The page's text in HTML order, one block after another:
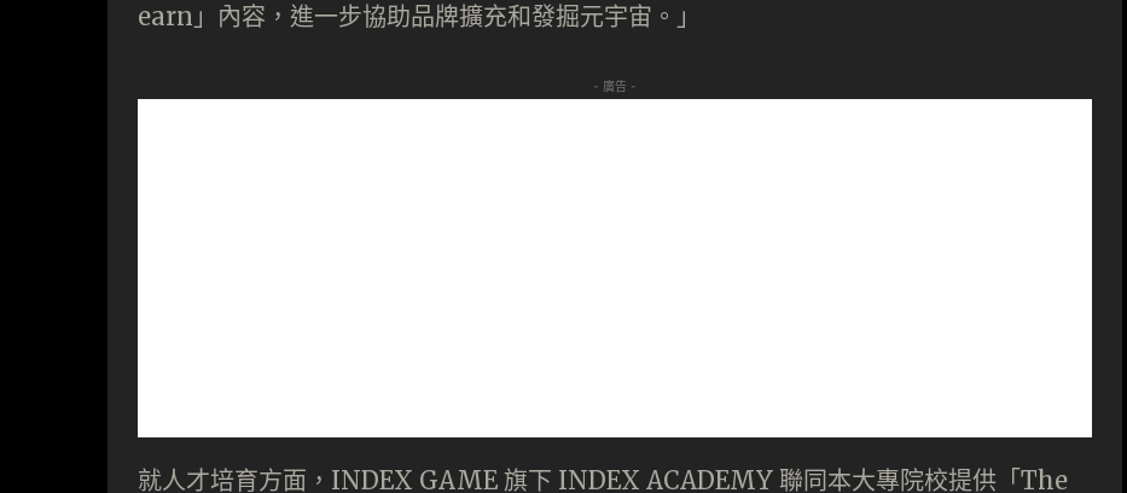
earn」內容，進一步協助品牌擴充和發掘元宇宙。」
- 廣告 -
就人才培育方面，INDEX GAME 旗下 INDEX ACADEMY 聯同本大專院校提供「The